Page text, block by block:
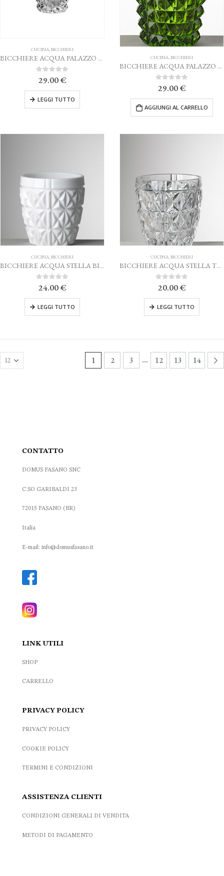
CUCINA,BICCHIERI
BICCHIERE ACQUA PALAZZO TRASPARENTE MARIO LUCA GIUSTI
Su 5
29.00€
LEGGI TUTTO
CUCINA,BICCHIERI
BICCHIERE ACQUA PALAZZO VERDE MARIO LUCA GIUSTI
Su 5
29.00€
AGGIUNGI AL CARRELLO
CUCINA,BICCHIERI
BICCHIERE ACQUA STELLA BIANCO MARIO LUCA GIUSTI
Su 5
24.00€
LEGGI TUTTO
CUCINA,BICCHIERI
BICCHIERE ACQUA STELLA TRASPARENTE MARIO LUCA GIUSTI
Su 5
20.00€
LEGGI TUTTO
1 2 3 … 12 13 14
CONTATTO
DOMUS FASANO SNC
C.SO GARIBALDI 23
72015 FASANO (BR)
Italia
E-mail: info@domusfasano.it
LINK UTILI
SHOP
CARRELLO
PRIVACY POLICY
PRIVACY POLICY
COOKIE POLICY
TERMINI E CONDIZIONI
ASSISTENZA CLIENTI
CONDIZIONI GENERALI DI VENDITA
METODI DI PAGAMENTO